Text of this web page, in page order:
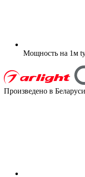
Мощность на 1м
Произведено в Беларуси